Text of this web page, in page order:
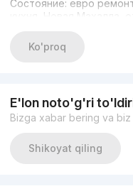
Состояние: евро
кухня, Новая Махалла,
Ko'proq
E'lon noto'g'ri
Bizga xabar bering va biz
Shikoyat qiling